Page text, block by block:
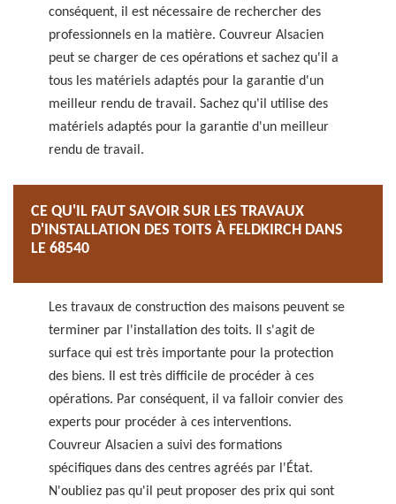
conséquent, il est nécessaire de rechercher des
professionnels en la matière. Couvreur Alsacien
peut se charger de ces opérations et sachez qu'il a
tous les matériels adaptés pour la garantie d'un
meilleur rendu de travail. Sachez qu'il utilise des
matériels adaptés pour la garantie d'un meilleur
rendu de travail.
CE QU'IL FAUT SAVOIR SUR LES TRAVAUX
D'INSTALLATION DES TOITS À FELDKIRCH DANS
LE 68540
Les travaux de construction des maisons peuvent se
terminer par l'installation des toits. Il s'agit de
surface qui est très importante pour la protection
des biens. Il est très difficile de procéder à ces
opérations. Par conséquent, il va falloir convier des
experts pour procéder à ces interventions.
Couvreur Alsacien a suivi des formations
spécifiques dans des centres agréés par l'État.
N'oubliez pas qu'il peut proposer des prix qui sont